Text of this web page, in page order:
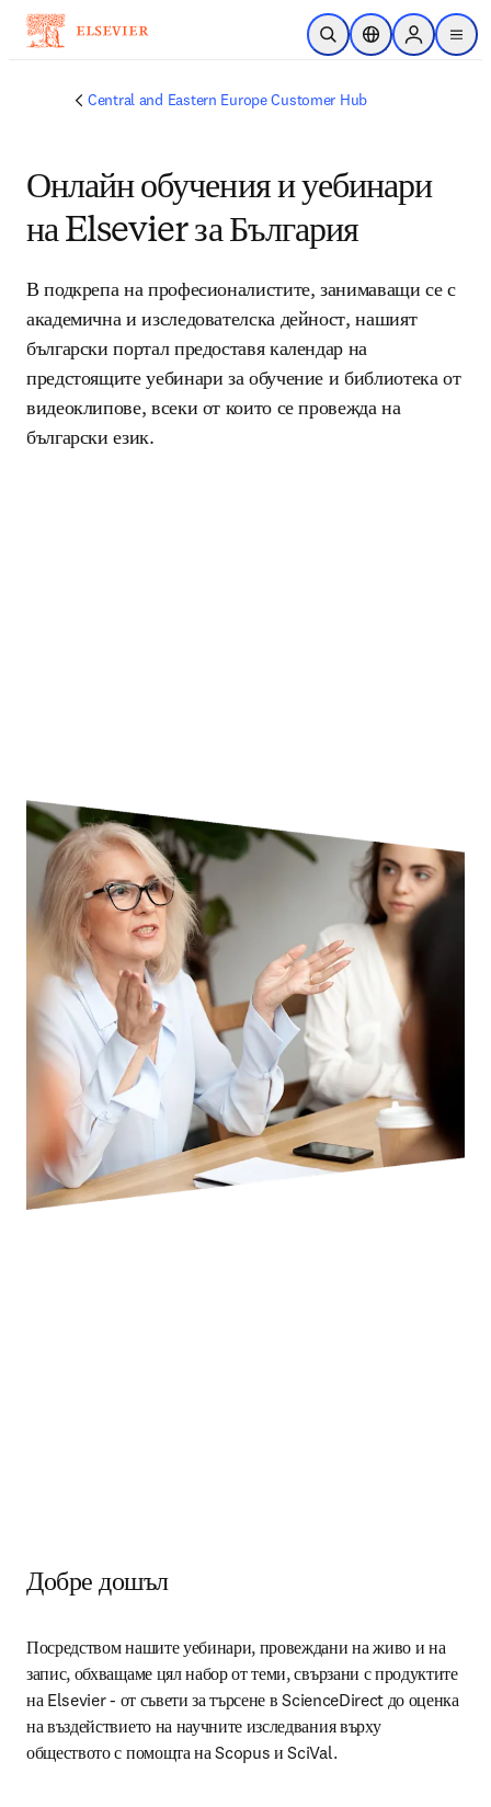
Skip to main content
Open SearchLocation Selector
Sign in to
menu
Central and Eastern Europe Customer Hub
Онлайн обучения и уебинари
на Elsevier за България
В подкрепа на професионалистите, занимаващи се с
академична и изследователска дейност, нашият
български портал предоставя календар на
предстоящите уебинари за обучение и библиотека от
видеоклипове, всеки от които се провежда на
български език.
Добре дошъл
Посредством нашите уебинари, провеждани на живо и на
запис, обхващаме цял набор от теми, свързани с продуктите
на Elsevier - от съвети за търсене в ScienceDirect до оценка
на въздействието на научните изследвания върху
обществото с помощта на Scopus и SciVal.